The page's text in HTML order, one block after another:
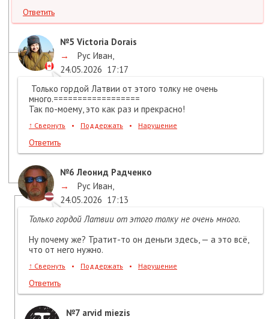
Ответить
№5 Victoria Dorais
→
Рус Иван
24.05.2026 17:17
Только гордой Латвии от этого толку не очень
много.==================
Так по-моему, это как раз и прекрасно!
↑ Свернуть • Поддержать • Нарушение
Ответить
№6 Леонид Радченко
→
Рус Иван
24.05.2026 17:13
Только гордой Латвии от этого толку не очень много.
Ну почему же? Тратит-то он деньги здесь, — а это всё,
что от него нужно.
↑ Свернуть • Поддержать • Нарушение
Ответить
№7 arvid miezis